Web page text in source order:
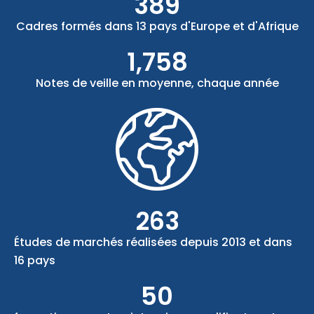
Cadres formés dans 13 pays d'Europe et d'Afrique
Notes de veille en moyenne, chaque année
1,758
Études de marchés réalisées depuis 2013 et dans
16 pays
263
50